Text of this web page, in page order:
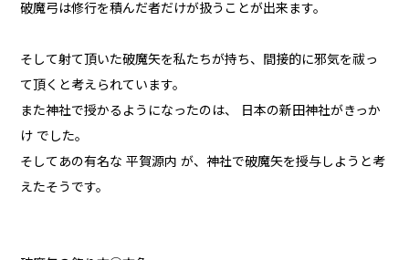
破魔弓は修行を積んだ者だけが扱うことが出来ます。
そして射て頂いた破魔矢を私たちが持ち、間接的に邪気を祓っ
て頂くと考えられています。
また神社で授かるようになったのは、 日本の新田神社がきっか
け でした。
そしてあの有名な 平賀源内 が、神社で破魔矢を授与しようと考
えたそうです。